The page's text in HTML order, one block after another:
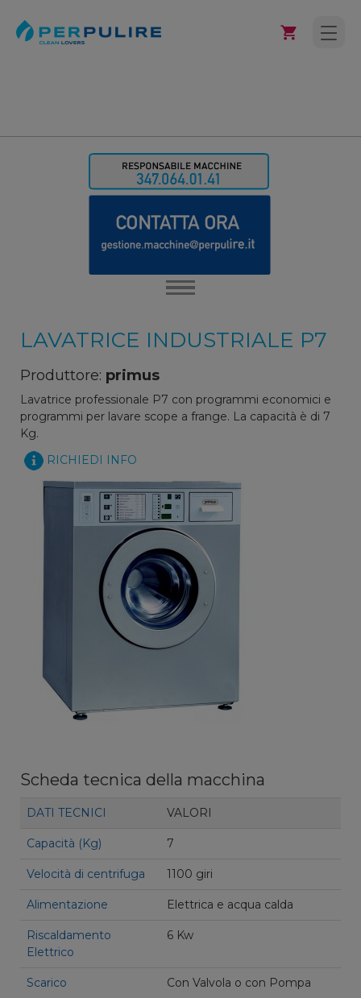
LAVATRICE INDUSTRIALE P7
Produttore: primus
Lavatrice professionale P7 con programmi economici e
programmi per lavare scope a frange. La capacità è di 7
Kg.
RICHIEDI INFO
Scheda tecnica della macchina
DATI TECNICI VALORI
Capacità (Kg) 7
Velocità di centrifuga 1100 giri
Alimentazione Elettrica e acqua calda
Riscaldamento
Elettrico
6 Kw
Scarico Con Valvola o con Pompa